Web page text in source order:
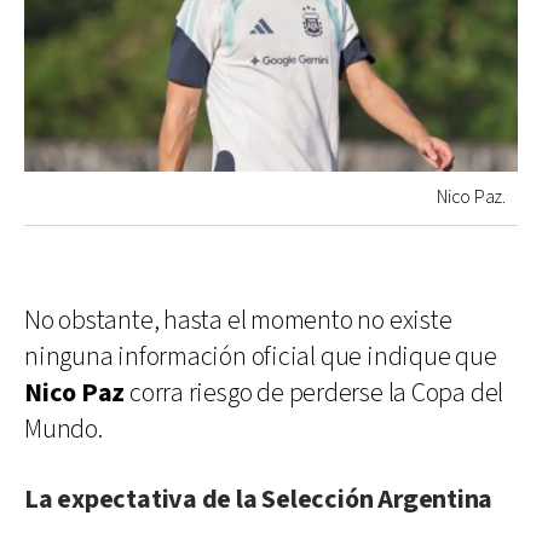
Nico Paz.
No obstante, hasta el momento no existe
ninguna información oficial que indique que
Nico Paz corra riesgo de perderse la Copa del
Mundo.
La expectativa de la Selección Argentina